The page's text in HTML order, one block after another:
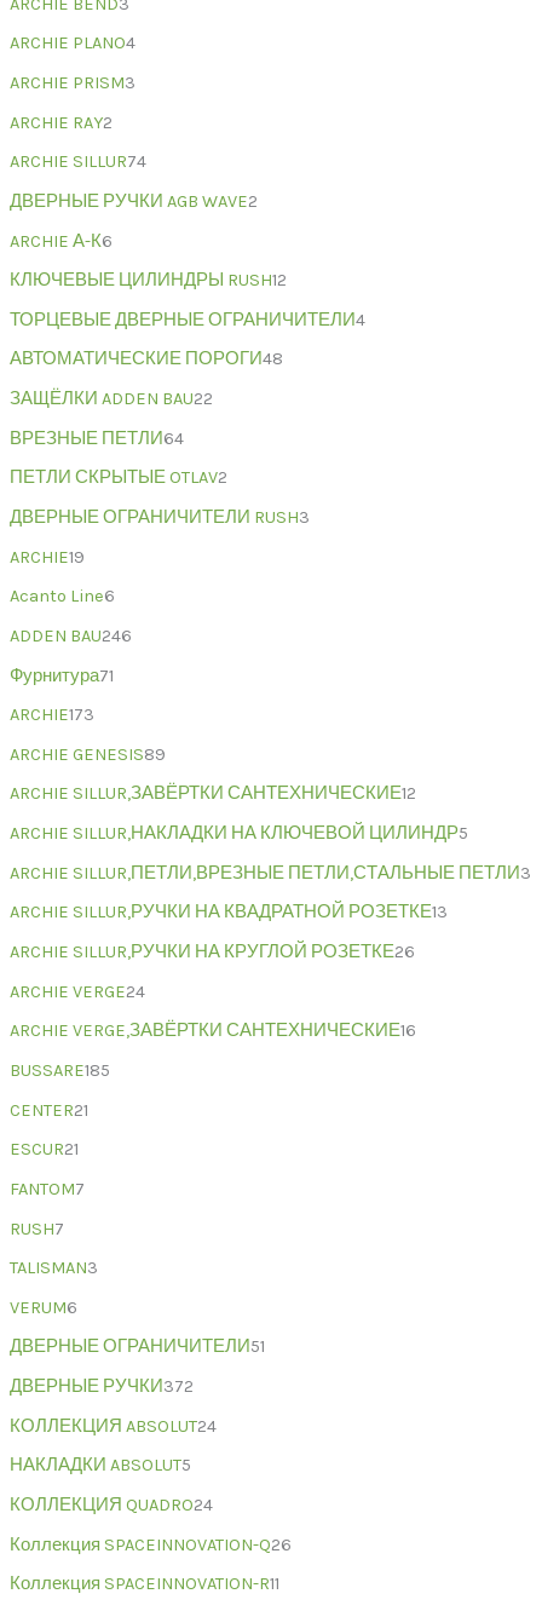
ARCHIE PLANO4
ARCHIE PRISM3
ARCHIE RAY2
ARCHIE SILLUR74
ДВЕРНЫЕ РУЧКИ AGB WAVE2
ARCHIE А-К6
КЛЮЧЕВЫЕ ЦИЛИНДРЫ RUSH12
ТОРЦЕВЫЕ ДВЕРНЫЕ ОГРАНИЧИТЕЛИ4
АВТОМАТИЧЕСКИЕ ПОРОГИ48
ЗАЩЁЛКИ ADDEN BAU22
ВРЕЗНЫЕ ПЕТЛИ64
ПЕТЛИ СКРЫТЫЕ OTLAV2
ДВЕРНЫЕ ОГРАНИЧИТЕЛИ RUSH3
ARCHIE19
Acanto Line6
ADDEN BAU246
Фурнитура71
ARCHIE173
ARCHIE GENESIS89
ARCHIE SILLUR,ЗАВЁРТКИ САНТЕХНИЧЕСКИЕ12
ARCHIE SILLUR,НАКЛАДКИ НА КЛЮЧЕВОЙ ЦИЛИНДР5
ARCHIE SILLUR,ПЕТЛИ,ВРЕЗНЫЕ ПЕТЛИ,СТАЛЬНЫЕ ПЕТЛИ3
ARCHIE SILLUR,РУЧКИ НА КВАДРАТНОЙ РОЗЕТКЕ13
ARCHIE SILLUR,РУЧКИ НА КРУГЛОЙ РОЗЕТКЕ26
ARCHIE VERGE24
ARCHIE VERGE,ЗАВЁРТКИ САНТЕХНИЧЕСКИЕ16
BUSSARE185
CENTER21
ESCUR21
FANTOM7
RUSH7
TALISMAN3
VERUM6
ДВЕРНЫЕ ОГРАНИЧИТЕЛИ51
ДВЕРНЫЕ РУЧКИ372
КОЛЛЕКЦИЯ ABSOLUT24
НАКЛАДКИ ABSOLUT5
КОЛЛЕКЦИЯ QUADRO24
Коллекция SPACEINNOVATION-Q26
Коллекция SPACEINNOVATION-R11